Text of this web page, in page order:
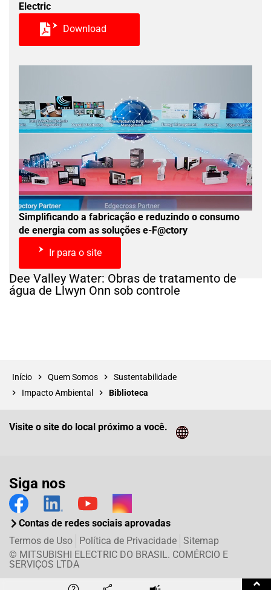
Electric
Download
Simplificando a fabricação e reduzindo o consumo
de energia com as soluções e-F@ctory
Ir para o site
Dee Valley Water: Obras de tratamento de
água de Llwyn Onn sob controle
Início Quem Somos
Sustentabilidade
Impacto Ambiental
Biblioteca
Visite o site do local próximo a você.
Siga nos
Contas de redes sociais aprovadas
© MITSUBISHI ELECTRIC DO BRASIL. COMÉRCIO E
SERVIÇOS LTDA
Termos de Uso Política de Privacidade Sitemap